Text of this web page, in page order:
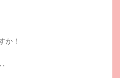
か！